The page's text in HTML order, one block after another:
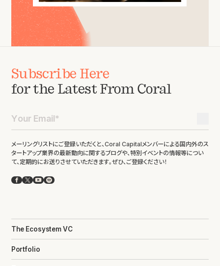
Subscribe Here
for the Latest From Coral
メーリングリストにご登録いただくと、Coral Capitalメンバーによる国内外のス
タートアップ業界の最新動向に関するブログや、特別イベントの情報等につい
て、定期的にお送りさせていただきます。ぜひ、ご登録ください！
Facebook
X YouTube
Spotify
The Ecosystem VC
Portfolio